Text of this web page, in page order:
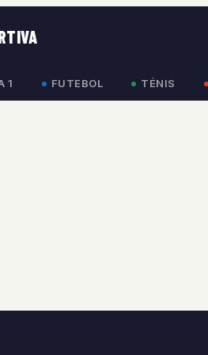
1 FUTEBOL TÉNIS